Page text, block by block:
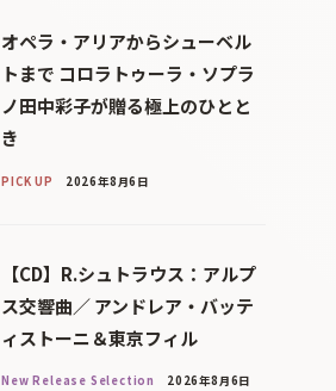
オペラ・アリアからシューベル
トまで コロラトゥーラ・ソプラ
ノ田中彩子が贈る極上のひとと
き
PICK UP 2026年8月6日
【CD】R.シュトラウス：アルプ
ス交響曲／ アンドレア・バッテ
ィストーニ＆東京フィル
New Release Selection 2026年8月6日